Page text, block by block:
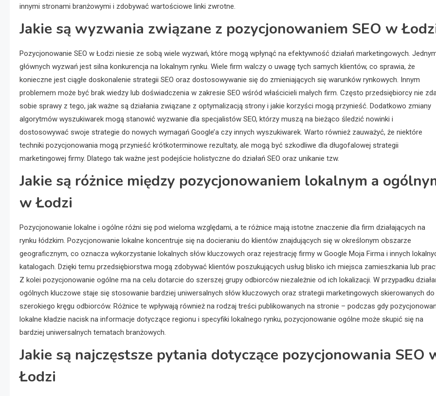
innymi stronami branżowymi i zdobywać wartościowe linki zwrotne.
Jakie są wyzwania związane z pozycjonowaniem SEO w
Pozycjonowanie SEO w Łodzi niesie ze sobą wiele wyzwań, które mogą wpłynąć na efektywność działań marketingowych.
głównych wyzwań jest silna konkurencja na lokalnym rynku. Wiele firm walczy o uwagę tych samych klientów, co sprawia, że
konieczne jest ciągłe doskonalenie strategii SEO oraz dostosowywanie się do zmieniających się warunków rynkowych. Innym
problemem może być brak wiedzy lub doświadczenia w zakresie SEO wśród właścicieli małych firm. Często przedsiębiorcy nie
sobie sprawy z tego, jak ważne są działania związane z optymalizacją strony i jakie korzyści mogą przynieść. Dodatkowo zmiany
algorytmów wyszukiwarek mogą stanowić wyzwanie dla specjalistów SEO, którzy muszą na bieżąco śledzić nowinki i
dostosowywać swoje strategie do nowych wymagań Google’a czy innych wyszukiwarek. Warto również zauważyć, że niektóre
techniki pozycjonowania mogą przynieść krótkoterminowe rezultaty, ale mogą być szkodliwe dla długofalowej strategii
marketingowej firmy. Dlatego tak ważne jest podejście holistyczne do działań SEO oraz unikanie tzw.
Jakie są różnice między pozycjonowaniem lokalnym a
w Łodzi
Pozycjonowanie lokalne i ogólne różni się pod wieloma względami, a te różnice mają istotne znaczenie dla firm działających na
rynku łódzkim. Pozycjonowanie lokalne koncentruje się na docieraniu do klientów znajdujących się w określonym obszarze
geograficznym, co oznacza wykorzystanie lokalnych słów kluczowych oraz rejestrację firmy w Google Moja Firma i innych
katalogach. Dzięki temu przedsiębiorstwa mogą zdobywać klientów poszukujących usług blisko ich miejsca zamieszkania lub
Z kolei pozycjonowanie ogólne ma na celu dotarcie do szerszej grupy odbiorców niezależnie od ich lokalizacji. W przypadku
ogólnych kluczowe staje się stosowanie bardziej uniwersalnych słów kluczowych oraz strategii marketingowych skierowanych do
szerokiego kręgu odbiorców. Różnice te wpływają również na rodzaj treści publikowanych na stronie – podczas gdy
lokalne kładzie nacisk na informacje dotyczące regionu i specyfiki lokalnego rynku, pozycjonowanie ogólne może skupić się na
bardziej uniwersalnych tematach branżowych.
Jakie są najczęstsze pytania dotyczące pozycjonowania SEO
Łodzi